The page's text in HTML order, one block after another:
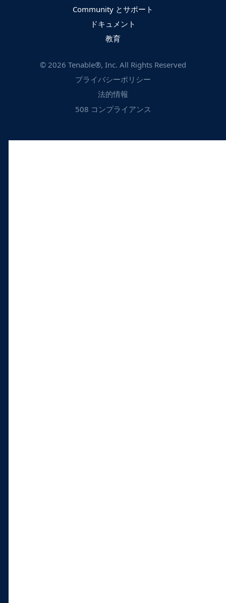
Community とサポート
ドキュメント
教育
© 2026 Tenable®, Inc. All Rights Reserved
プライバシーポリシー
法的情報
508 コンプライアンス